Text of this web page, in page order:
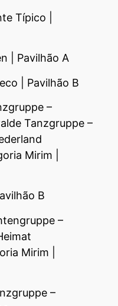
Típico |
| Pavilhão A
| Pavilhão B
–
Tanzgruppe –
Mirim |
B
–
Mirim |
–